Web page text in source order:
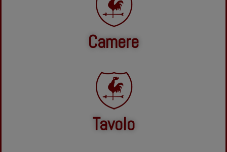
Camere
Tavolo